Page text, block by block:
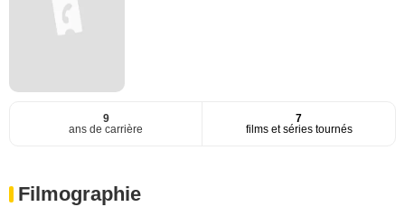
9
ans de carrière
7
films et séries tournés
Filmographie